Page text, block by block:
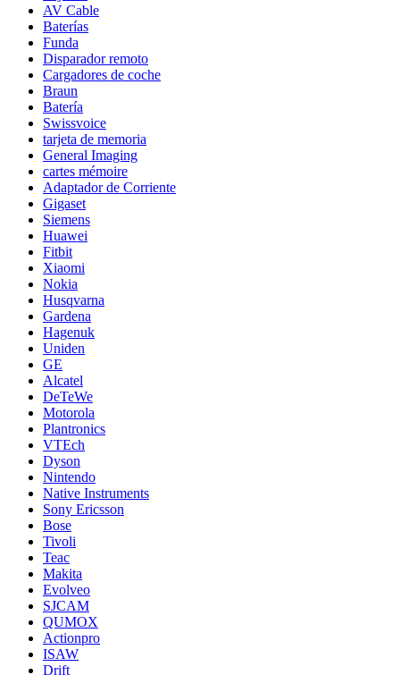
AV Cable
Baterías
Funda
Disparador remoto
Cargadores de coche
Braun
Batería
Swissvoice
tarjeta de memoria
General Imaging
cartes mémoire
Adaptador de Corriente
Gigaset
Siemens
Huawei
Fitbit
Xiaomi
Nokia
Husqvarna
Gardena
Hagenuk
Uniden
GE
Alcatel
DeTeWe
Motorola
Plantronics
VTEch
Dyson
Nintendo
Native Instruments
Sony Ericsson
Bose
Tivoli
Teac
Makita
Evolveo
SJCAM
QUMOX
Actionpro
ISAW
Drift